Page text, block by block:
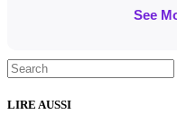
Search
for:
LIRE AUSSI